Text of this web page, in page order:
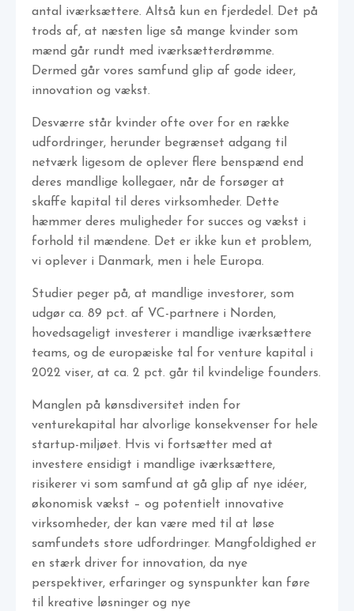
antal iværksættere. Altså kun en fjerdedel. Det på
trods af, at næsten lige så mange kvinder som
mænd går rundt med iværksætterdrømme.
Dermed går vores samfund glip af gode ideer,
innovation og vækst.
Desværre står kvinder ofte over for en række
udfordringer, herunder begrænset adgang til
netværk ligesom de oplever flere benspænd end
deres mandlige kollegaer, når de forsøger at
skaffe kapital til deres virksomheder. Dette
hæmmer deres muligheder for succes og vækst i
forhold til mændene. Det er ikke kun et problem,
vi oplever i Danmark, men i hele Europa.
Studier peger på, at mandlige investorer, som
udgør ca. 89 pct. af VC-partnere i Norden,
hovedsageligt investerer i mandlige iværksættere
teams, og de europæiske tal for venture kapital i
2022 viser, at ca. 2 pct. går til kvindelige founders.
Manglen på kønsdiversitet inden for
venturekapital har alvorlige konsekvenser for hele
startup-miljøet. Hvis vi fortsætter med at
investere ensidigt i mandlige iværksættere,
risikerer vi som samfund at gå glip af nye idéer,
økonomisk vækst – og potentielt innovative
virksomheder, der kan være med til at løse
samfundets store udfordringer. Mangfoldighed er
en stærk driver for innovation, da nye
perspektiver, erfaringer og synspunkter kan føre
til kreative løsninger og nye